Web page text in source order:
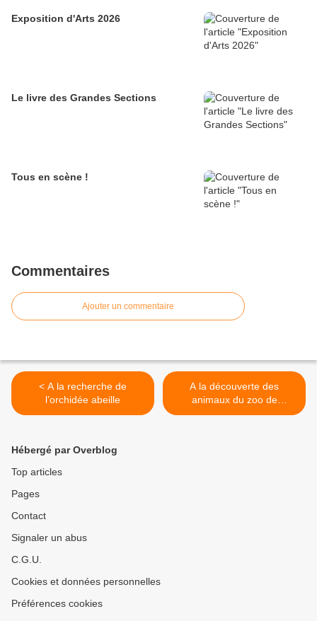
Exposition d'Arts 2026
Le livre des Grandes Sections
Tous en scène !
Commentaires
Ajouter un commentaire
< A la recherche de
l’orchidée abeille
A la découverte des
animaux du zoo de
Bordeaux Pessac >
Hébergé par Overblog
Top articles
Pages
Contact
Signaler un abus
C.G.U.
Cookies et données personnelles
Préférences cookies